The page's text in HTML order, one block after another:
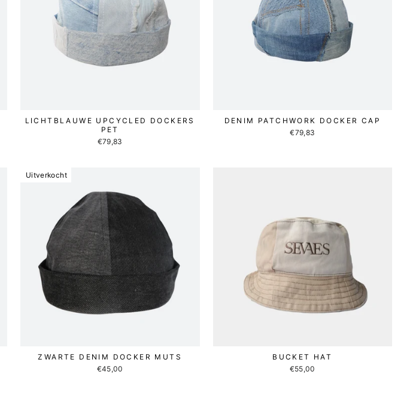
LICHTBLAUWE UPCYCLED DOCKERS
PET
€79,83
DENIM PATCHWORK DOCKER CAP
€79,83
Uitverkocht
ZWARTE DENIM DOCKER MUTS
€45,00
BUCKET HAT
€55,00